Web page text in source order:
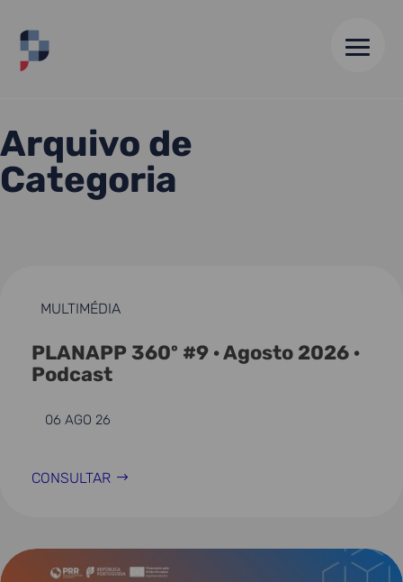
HOME
Arquivo de
Categoria
MULTIMÉDIA
PLANAPP 360º #9 · Agosto 2026 ·
Podcast
06 AGO 26
CONSULTAR